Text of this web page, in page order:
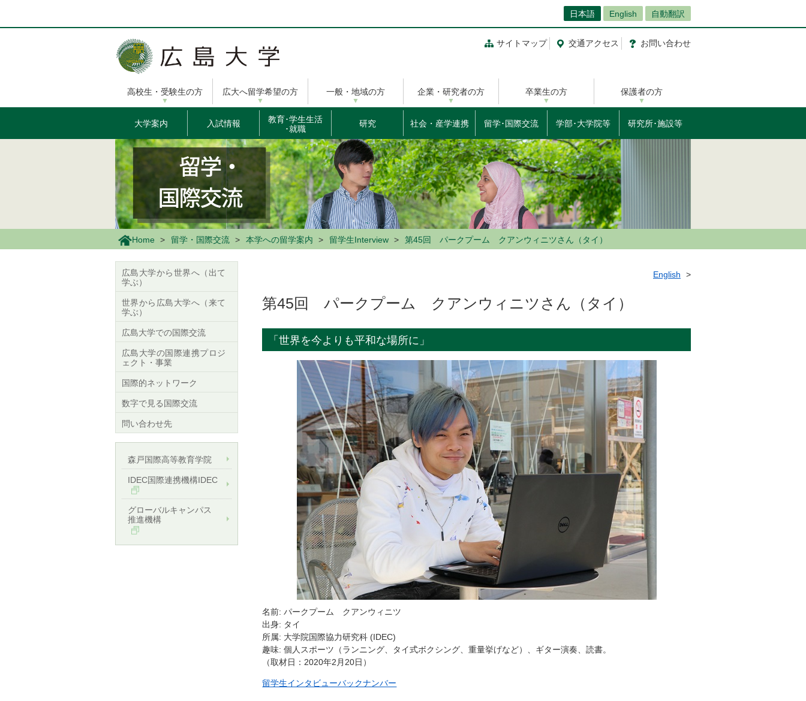
ン
に
日本語 English 自動翻訳
サイトマップ 交通アクセス お問い合わせ
高校生・受験生の方 広大へ留学希望の方 一般・地域の方 企業・研究者の方 卒業生の方 保護者の方
大学案内 入試情報
教育･学生生活
･就職
研究 社会・産学連携 留学･国際交流 学部･大学院等 研究所･施設等
Home 留学・国際交流 本学への留学案内 留学生Interview 第45回 パークプーム クアンウィニツさん（タイ）
English
第45回 パークプーム クアンウィニツさん（タイ）
「世界を今よりも平和な場所に」
名前: パークプーム クアンウィニツ
出身: タイ
所属: 大学院国際協力研究科 (IDEC)
趣味: 個人スポーツ（ランニング、タイ式ボクシング、重量挙げなど）、ギター演奏、読書。
（取材日：2020年2月20日）
留学生インタビューバックナンバー
広島大学から世界へ（出て
学ぶ）
世界から広島大学へ（来て
学ぶ）
広島大学での国際交流
広島大学の国際連携プロジ
ェクト・事業
国際的ネットワーク
数字で見る国際交流
問い合わせ先
森戸国際高等教育学院
IDEC国際連携機構IDEC
グローバルキャンパス
推進機構